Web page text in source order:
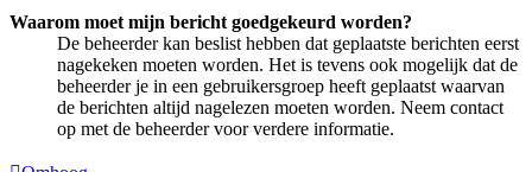
Waarom moet mijn bericht goedgekeurd worden?
De beheerder kan beslist hebben dat geplaatste berichten eerst
nagekeken moeten worden. Het is tevens ook mogelijk dat de
beheerder je in een gebruikersgroep heeft geplaatst waarvan
de berichten altijd nagelezen moeten worden. Neem contact
op met de beheerder voor verdere informatie.